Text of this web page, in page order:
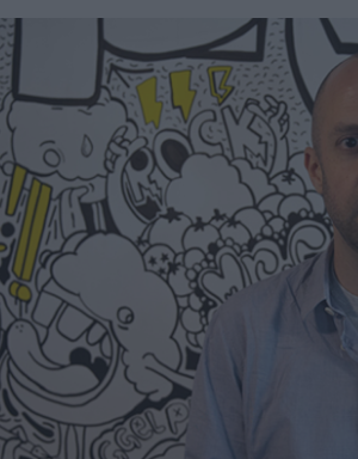
CUANDO SE APAGUE EL SOL, EL ECLIPSE DE 2026 PONDRÁ A
‘LA VUELTA’, DE FENOMENAL PARA MÁLAGA CF
SIETE DE CADA DIEZ EMPRESAS ESPAÑOLAS NO INTEGRAN
LA TELEVISIÓN SIGUE LIDERANDO EL CONSUMO DE MEDIOS
EL USO DE LA IA GENERATIVA ALCANZA YA AL 62% DE LOS
SYSTEM1 NOMBRA A KIMBERLY BASTONI COMO NUEVA
FRIGO Y UNIQLO LANZAN UNA COLECCIÓN PERSONALIZABLE
LA IA ESTÁ SUBIENDO EL LISTÓN DE LA CREATIVIDAD
BEON WORLDWIDE LANZA RAÍZ URBANA PARA
FABRA COMUNICACIÓN INCORPORA A CASONÁ Y ASUME LA
LOPESAN HOTELS & RESORTS ACERCA EL PARAÍSO CANARIO